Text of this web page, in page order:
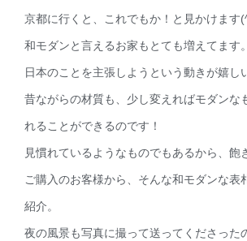
京都に行くと、これでもか！と見かけます
和モダンと言えるお家もとても増えてます。
日本のことを主張しようという動きが嬉し
昔ながらの材質も、少し変えればモダンな
れることができるのです！
見慣れているようなものでもあるから、飽
ご購入のお客様から、そんな和モダンな表
紹介。
夜の風景も写真に撮って送ってくださった